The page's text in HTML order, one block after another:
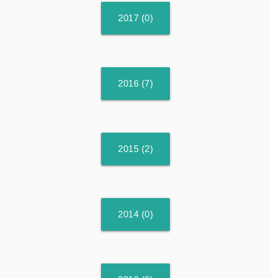
2017 (0)
2016 (7)
2015 (2)
2014 (0)